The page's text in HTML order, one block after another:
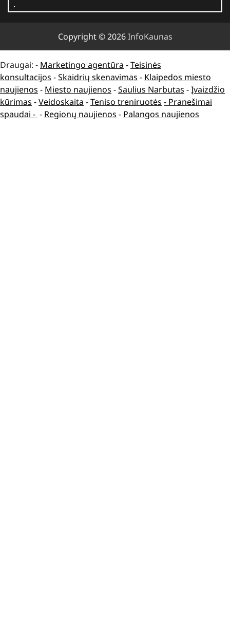
Copyright © 2026InfoKaunas
Draugai: - Marketingo agentūra -Teisinės
konsultacijos -Skaidrių skenavimas - Klaipedos miesto
naujienos - Miesto naujienos -Saulius Narbutas -Įvaizdžio
kūrimas -Veidoskaita -Teniso treniruotės - Pranešimai
spaudai - - Regionų naujienos - Palangos naujienos